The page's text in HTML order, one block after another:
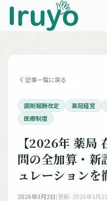
記事一覧に戻る
調剤報酬改定 薬局経営
医療制度
【2026年 薬局
問の全加算・新
ュレーションを
2026年3月2日(更新: 2026年3月